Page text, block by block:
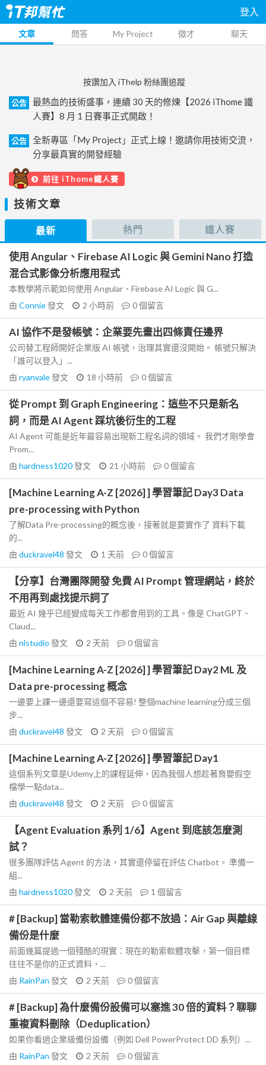
登入
文章 問答 My Project 徵才 聊天
按讚加入 iThelp 粉絲團追蹤
公告
最熱血的技術盛事，連續 30 天的修煉【2026 iThome 鐵
人賽】8 月 1 日賽事正式開啟！
公告
全新專區「My Project」正式上線！邀請你用技術交流，
分享最真實的開發經驗
前往 iThome鐵人賽
技術文章
最新 熱門 鐵人賽
使用 Angular、Firebase AI Logic 與 Gemini Nano 打造
混合式影像分析應用程式
本教學將示範如何使用 Angular、Firebase AI Logic 與 G...
由 Connie發文 2 小時前 0個留言
AI 協作不是發帳號：企業要先畫出四條責任邊界
公司替工程師開好企業版 AI 帳號，治理其實還沒開始。 帳號只解決
「誰可以登入」...
由 ryanvale發文 18 小時前 0個留言
從 Prompt 到 Graph Engineering：這些不只是新名
詞，而是 AI Agent 踩坑後衍生的工程
AI Agent 可能是近年最容易出現新工程名詞的領域。 我們才剛學會
Prom...
由 hardness1020發文 21 小時前 0個留言
[Machine Learning A-Z [2026] ] 學習筆記 Day3 Data
pre-processing with Python
了解Data Pre-processing的概念後，接著就是要實作了 資料下載
的...
由 duckravel48 發文 1 天前 0個留言
【分享】台灣團隊開發 免費 AI Prompt 管理網站，終於
不用再到處找提示詞了
最近 AI 幾乎已經變成每天工作都會用到的工具。像是 ChatGPT、
Claud...
由 nlstudio 發文 2 天前 0個留言
[Machine Learning A-Z [2026] ] 學習筆記 Day2 ML 及
Data pre-processing 概念
一邊要上課一邊還要寫這個不容易! 整個machine learning分成三個
步...
由 duckravel48 發文 2 天前 0個留言
[Machine Learning A-Z [2026] ] 學習筆記 Day1
這個系列文章是Udemy上的課程延伸，因為我個人想趁著育嬰假空
檔學一點data...
由 duckravel48 發文 2 天前 0個留言
【Agent Evaluation 系列 1/6】Agent 到底該怎麼測
試？
很多團隊評估 Agent 的方法，其實還停留在評估 Chatbot。 準備一
組...
由 hardness1020發文 2 天前 1 個留言
# [Backup] 當勒索軟體連備份都不放過：Air Gap 與離線
備份是什麼
前面幾篇提過一個殘酷的現實：現在的勒索軟體攻擊，第一個目標
往往不是你的正式資料，...
由 RainPan 發文 2 天前 0個留言
# [Backup] 為什麼備份設備可以塞進 30 倍的資料？聊聊
重複資料刪除（Deduplication）
如果你看過企業級備份設備（例如 Dell PowerProtect DD 系列）...
由 RainPan 發文 2 天前 0個留言